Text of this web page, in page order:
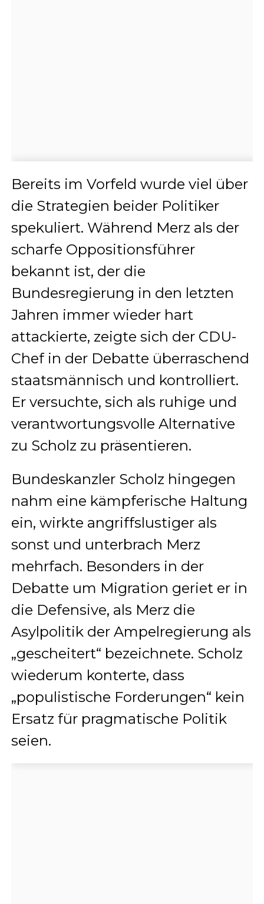
Bereits im Vorfeld wurde viel über
die Strategien beider Politiker
spekuliert. Während Merz als der
scharfe Oppositionsführer
bekannt ist, der die
Bundesregierung in den letzten
Jahren immer wieder hart
attackierte, zeigte sich der CDU-
Chef in der Debatte überraschend
staatsmännisch und kontrolliert.
Er versuchte, sich als ruhige und
verantwortungsvolle Alternative
zu Scholz zu präsentieren.
Bundeskanzler Scholz hingegen
nahm eine kämpferische Haltung
ein, wirkte angriffslustiger als
sonst und unterbrach Merz
mehrfach. Besonders in der
Debatte um Migration geriet er in
die Defensive, als Merz die
Asylpolitik der Ampelregierung als
„gescheitert“ bezeichnete. Scholz
wiederum konterte, dass
„populistische Forderungen“ kein
Ersatz für pragmatische Politik
seien.